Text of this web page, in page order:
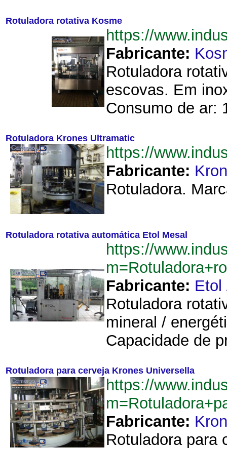
Rotuladora rotativa Kosme
https://
Fabricante:
Rotuladora
escovas. Em
Consumo de ar:
Rotuladora Krones Ultramatic
https://
Fabricante:
Rotuladora.
Rotuladora rotativa automática Etol Mesal
https://
Fabricante: Etol
Rotuladora
mineral /
Capacidade de
Rotuladora para cerveja Krones Universella
https://
Fabricante:
Rotuladora para